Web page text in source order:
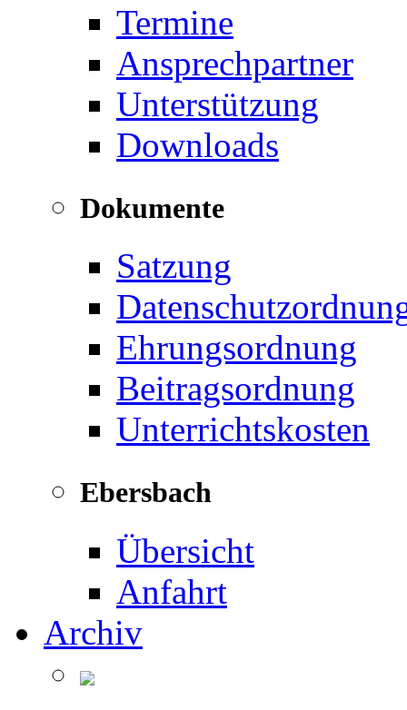
Termine
Ansprechpartner
Unterstützung
Downloads
Dokumente
Satzung
Ehrungsordnung
Beitragsordnung
Unterrichtskosten
Ebersbach
Übersicht
Anfahrt
Archiv